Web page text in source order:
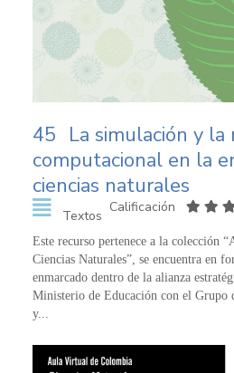
45 La simulación y la
computacional en la
ciencias naturales
Textos
Calificación
Este recurso pertenece a la colección
Ciencias Naturales”, se encuentra en
enmarcado dentro de la alianza
Ministerio de Educación con el Grupo
y...